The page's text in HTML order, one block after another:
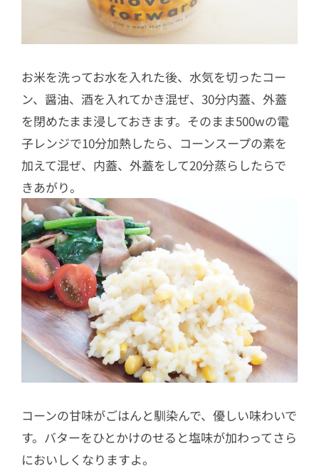
お米を洗ってお水を入れた後、水気を切ったコー
ン、醤油、酒を入れてかき混ぜ、30分内蓋、外蓋
を閉めたまま浸しておきます。そのまま500wの電
子レンジで10分加熱したら、コーンスープの素を
加えて混ぜ、内蓋、外蓋をして20分蒸らしたらで
きあがり。
コーンの甘味がごはんと馴染んで、優しい味わいで
す。バターをひとかけのせると塩味が加わってさら
においしくなりますよ。